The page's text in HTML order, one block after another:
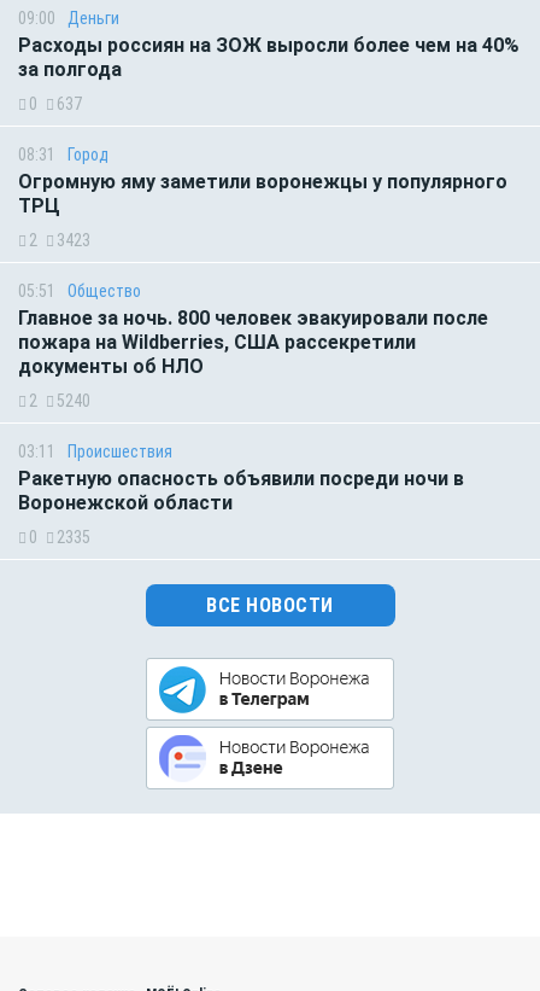
09:00 Деньги
Расходы россиян на ЗОЖ выросли более чем на 40%
за полгода
0 637
08:31 Город
Огромную яму заметили воронежцы у популярного
ТРЦ
2 3423
05:51 Общество
Главное за ночь. 800 человек эвакуировали после
пожара на Wildberries, США рассекретили
документы об НЛО
2 5240
03:11 Происшествия
Ракетную опасность объявили посреди ночи в
Воронежской области
0 2335
ВСЕ НОВОСТИ